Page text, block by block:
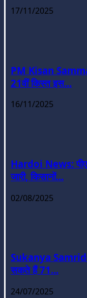
17/11/2025
PM Kisan
21वीं किस्त इस...
16/11/2025
Hardoi News:
जारी, किसानों...
02/08/2025
Sukanya
सकते हैं 71...
24/07/2025